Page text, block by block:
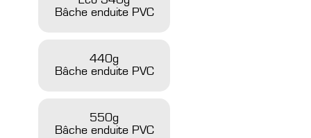
Bâche enduite PVC
440g
Bâche enduite PVC
550g
Bâche enduite PVC